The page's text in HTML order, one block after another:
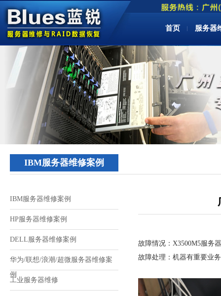
首页 服务器
IBM服务器维修案例
IBM服务器维修案例
HP服务器维修案例
DELL服务器维修案例
华为/联想/浪潮/超微服务器维修案
例
工业服务器维修
故障情况：X3500M5服务
故障处理：机器有重要业